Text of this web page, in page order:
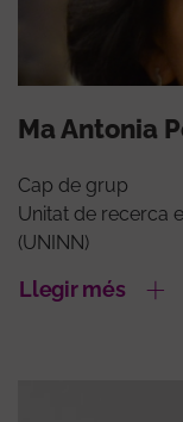
Ma Antonia
Cap de grup
Unitat de recerca
(UNINN)
Llegir més